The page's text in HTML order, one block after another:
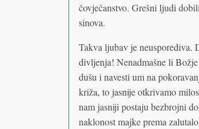
čovječanstvo. Grešni ljudi
sinova.
Takva ljubav je neusporediva.
divljenja! Nenadmašne li
dušu i navesti um na
križa, to jasnije otkrivamo
nam jasniji postaju bezbrojni
naklonost majke prema